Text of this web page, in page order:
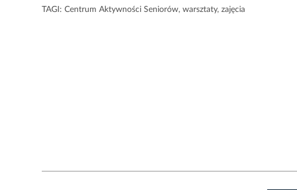
TAGI: Centrum Aktywności Seniorów, warsztaty, zajęcia